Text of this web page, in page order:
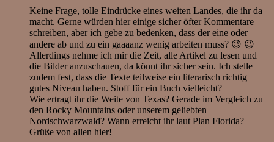
Keine Frage, tolle Eindrücke eines weiten Landes, die ihr da
macht. Gerne würden hier einige sicher öfter Kommentare
schreiben, aber ich gebe zu bedenken, dass der eine oder
andere ab und zu ein gaaaanz wenig arbeiten muss? 😉 😉
Allerdings nehme ich mir die Zeit, alle Artikel zu lesen und
die Bilder anzuschauen, da könnt ihr sicher sein. Ich stelle
zudem fest, dass die Texte teilweise ein literarisch richtig
gutes Niveau haben. Stoff für ein Buch vielleicht?
Wie ertragt ihr die Weite von Texas? Gerade im Vergleich zu
den Rocky Mountains oder unserem geliebten
Nordschwarzwald? Wann erreicht ihr laut Plan Florida?
Grüße von allen hier!